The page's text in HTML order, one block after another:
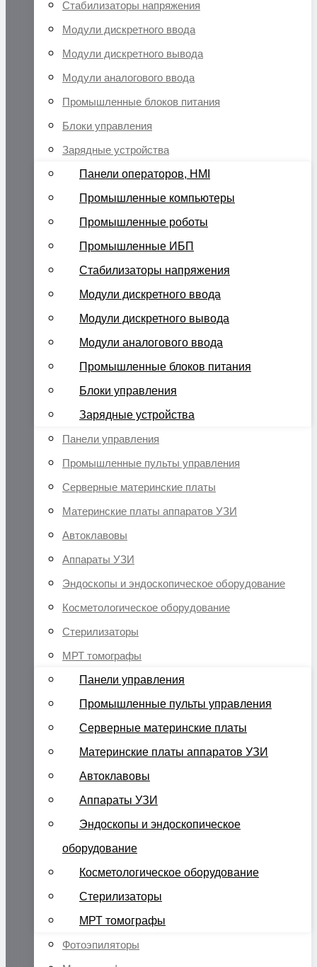
Стабилизаторы напряжения
Модули дискретного ввода
Модули дискретного вывода
Модули аналогового ввода
Промышленные блоков питания
Блоки управления
Зарядные устройства
Панели операторов, HMI
Промышленные компьютеры
Промышленные роботы
Промышленные ИБП
Стабилизаторы напряжения
Модули дискретного ввода
Модули дискретного вывода
Модули аналогового ввода
Промышленные блоков питания
Блоки управления
Зарядные устройства
Панели управления
Промышленные пульты управления
Серверные материнские платы
Материнские платы аппаратов УЗИ
Автоклавовы
Аппараты УЗИ
Эндоскопы и эндоскопическое оборудование
Косметологическое оборудование
Стерилизаторы
МРТ томографы
Панели управления
Промышленные пульты управления
Серверные материнские платы
Материнские платы аппаратов УЗИ
Автоклавовы
Аппараты УЗИ
Эндоскопы и эндоскопическое
оборудование
Косметологическое оборудование
Стерилизаторы
МРТ томографы
Фотоэпиляторы